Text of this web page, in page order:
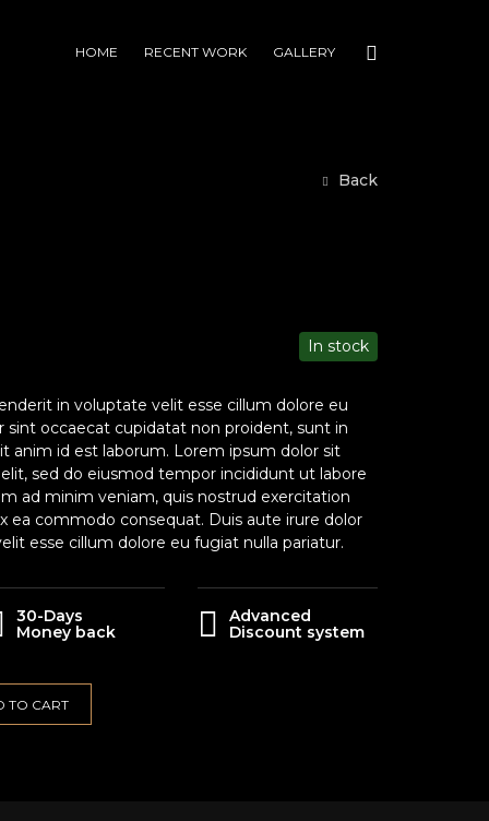
HOME RECENT WORK GALLERY
Back
In stock
in voluptate velit esse cillum dolore eu
sint occaecat cupidatat non proident, sunt in
anim id est laborum. Lorem ipsum dolor sit
sed do eiusmod tempor incididunt ut labore
ad minim veniam, quis nostrud exercitation
ea commodo consequat. Duis aute irure dolor
esse cillum dolore eu fugiat nulla pariatur.
30-Days
Money back
Advanced
Discount system
TO CART